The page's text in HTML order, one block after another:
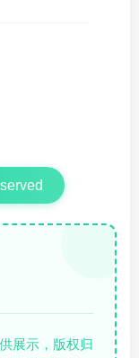
展示，版权归